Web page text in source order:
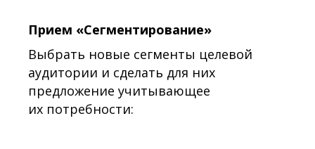
Прием «Сегментирование»
Выбрать новые сегменты целевой
аудитории и сделать для них
предложение учитывающее
их потребности: